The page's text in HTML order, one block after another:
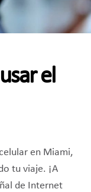
el
en Miami,
tu viaje. ¡A
de Internet